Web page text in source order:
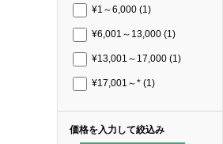
¥1～6,000 (1)
¥6,001～13,000 (1)
¥13,001～17,000 (1)
¥17,001～* (1)
価格を入力して絞込み